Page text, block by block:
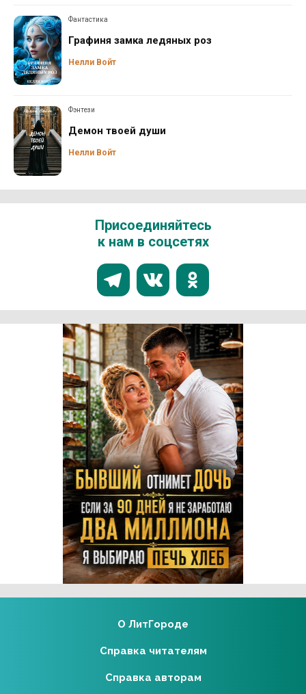
Фантастика
Графиня замка ледяных роз
Нелли Войт
Фэнтези
Демон твоей души
Нелли Войт
Присоединяйтесь
к нам в соцсетях
Реклама 16+ АО «ЛитГород»
О ЛитГороде
Справка читателям
Справка авторам